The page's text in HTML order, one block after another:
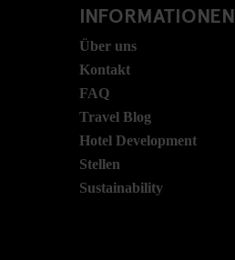
INFORMATIONEN
Über uns
Kontakt
FAQ
Travel Blog
Hotel Development
Stellen
Sustainability